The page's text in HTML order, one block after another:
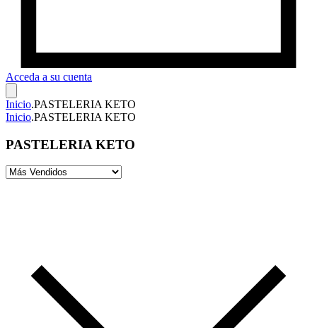
Acceda a su cuenta
Inicio.PASTELERIA KETO
Inicio.PASTELERIA KETO
PASTELERIA KETO